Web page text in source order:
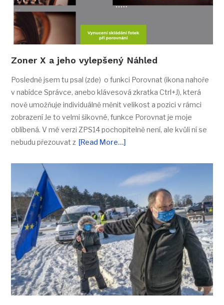
Zoner X a jeho vylepšený Náhled
Posledně jsem tu psal (zde) o funkci Porovnat (ikona nahoře
v nabídce Správce, anebo klávesová zkratka Ctrl+J), která
nově umožňuje individuálně měnit velikost a pozici v rámci
zobrazení Je to velmi šikovné, funkce Porovnat je moje
oblíbená. V mé verzi ZPS14 pochopitelně není, ale kvůli ní se
nebudu přezouvat z [Read More…]